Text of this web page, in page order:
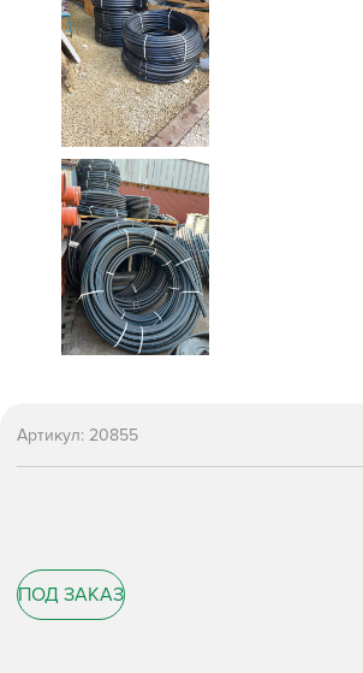
Артикул: 20855
ПОД ЗАКАЗ